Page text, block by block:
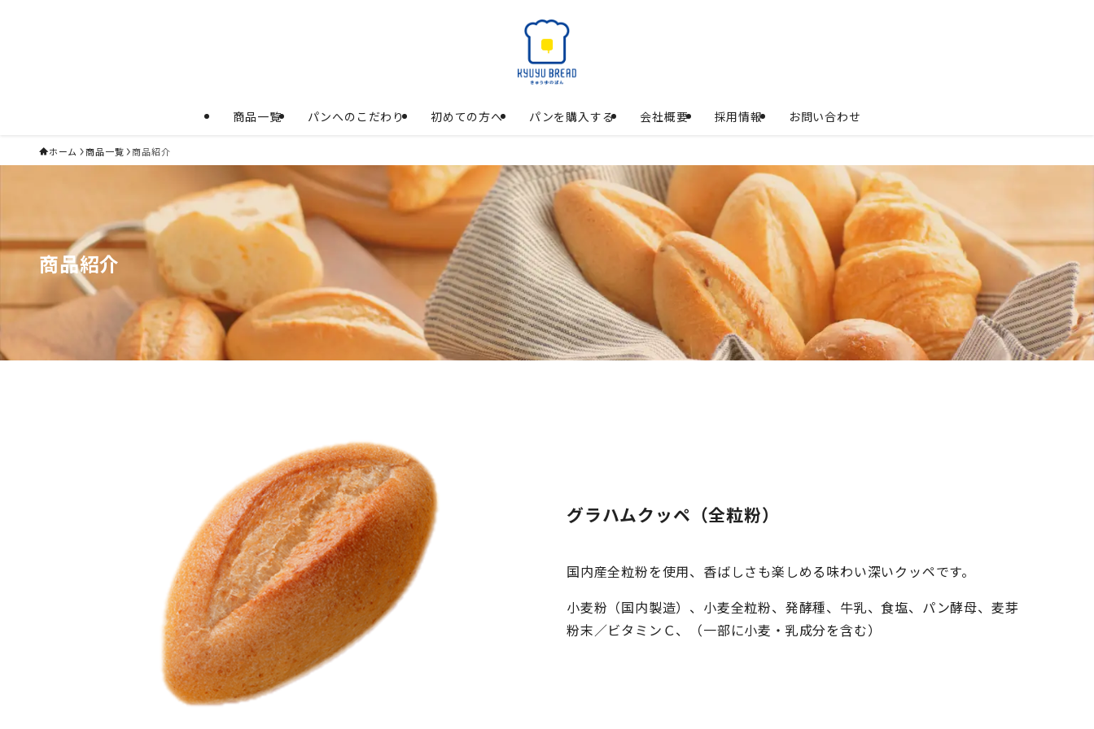
商品一覧 パンへのこだわり 初めての方へ パンを購入する 会社概要 採用情報 お問い合わせ
ホーム 商品一覧 商品紹介
商品紹介
グラハムクッペ（全粒粉）
国内産全粒粉を使用、香ばしさも楽しめる味わい深いクッペです。
小麦粉（国内製造）、小麦全粒粉、発酵種、牛乳、食塩、パン酵母、麦芽
粉末／ビタミンＣ、（一部に小麦・乳成分を含む）